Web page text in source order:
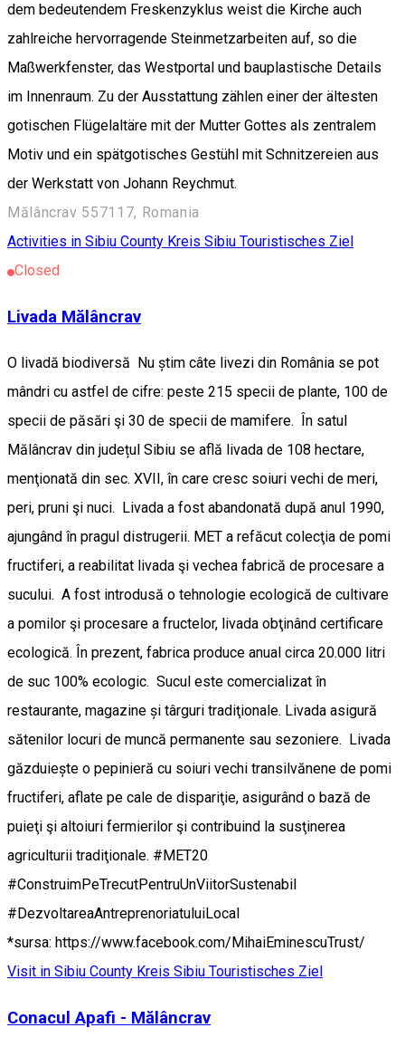
dem bedeutendem Freskenzyklus weist die Kirche auch
zahlreiche hervorragende Steinmetzarbeiten auf, so die
Maßwerkfenster, das Westportal und bauplastische Details
im Innenraum. Zu der Ausstattung zählen einer der ältesten
gotischen Flügelaltäre mit der Mutter Gottes als zentralem
Motiv und ein spätgotisches Gestühl mit Schnitzereien aus
der Werkstatt von Johann Reychmut.
Mălâncrav 557117, Romania
Activities in Sibiu County Kreis Sibiu Touristisches Ziel
Closed
Livada Mălâncrav
O livadă biodiversă Nu știm câte livezi din România se pot
mândri cu astfel de cifre: peste 215 specii de plante, 100 de
specii de păsări şi 30 de specii de mamifere. În satul
Mălâncrav din județul Sibiu se află livada de 108 hectare,
menţionată din sec. XVII, în care cresc soiuri vechi de meri,
peri, pruni şi nuci. Livada a fost abandonată după anul 1990,
ajungând în pragul distrugerii. MET a refăcut colecţia de pomi
fructiferi, a reabilitat livada şi vechea fabrică de procesare a
sucului. A fost introdusă o tehnologie ecologică de cultivare
a pomilor şi procesare a fructelor, livada obţinând certificare
ecologică. În prezent, fabrica produce anual circa 20.000 litri
de suc 100% ecologic. Sucul este comercializat în
restaurante, magazine și târguri tradiţionale. Livada asigură
sătenilor locuri de muncă permanente sau sezoniere. Livada
găzduiește o pepinieră cu soiuri vechi transilvănene de pomi
fructiferi, aflate pe cale de dispariţie, asigurând o bază de
puieţi şi altoiuri fermierilor şi contribuind la susţinerea
agriculturii tradiţionale. #MET20
#ConstruimPeTrecutPentruUnViitorSustenabil
#DezvoltareaAntreprenoriatuluiLocal
*sursa: https://www.facebook.com/MihaiEminescuTrust/
Visit in Sibiu County Kreis Sibiu Touristisches Ziel
Conacul Apafi - Mălâncrav